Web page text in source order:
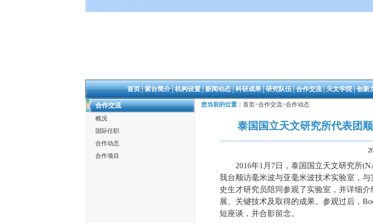
首页│紫台简介│机构设置│新闻动态│科研成果│研究队伍│合作交流│天文学院│创新
合作交流
概况
国际任职
合作动态
合作项目
您当前的位置： 首页>合作交流>合作动态
泰国国立天文研究所代表团
2016年1月7日，泰国国立天文研究所
我台顺访毫米波与亚毫米波技术实验室，
史生才研究员陪同参观了实验室，并详细
展、关键技术及取得的成果。参观过后，
短座谈，并合影留念。